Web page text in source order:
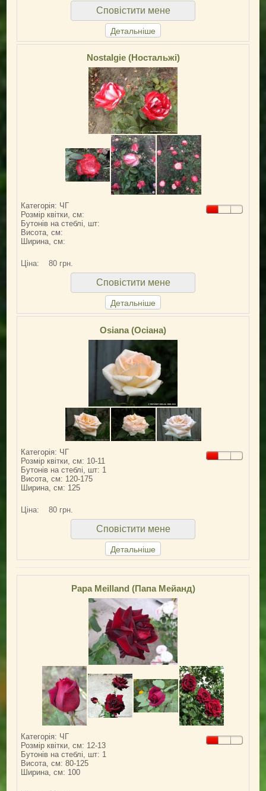
Сповістити мене
Детальніше
Nostalgie (Ностальжі)
Категорія: ЧГ
Розмір квітки, см:
Бутонів на стеблі, шт:
Висота, см:
Ширина, см:
Ціна: 80 грн.
Сповістити мене
Детальніше
Osiana (Осіана)
Категорія: ЧГ
Розмір квітки, см: 10-11
Бутонів на стеблі, шт: 1
Висота, см: 120-175
Ширина, см: 125
Ціна: 80 грн.
Сповістити мене
Детальніше
Papa Meilland (Папа Мейанд)
Категорія: ЧГ
Розмір квітки, см: 12-13
Бутонів на стеблі, шт: 1
Висота, см: 80-125
Ширина, см: 100